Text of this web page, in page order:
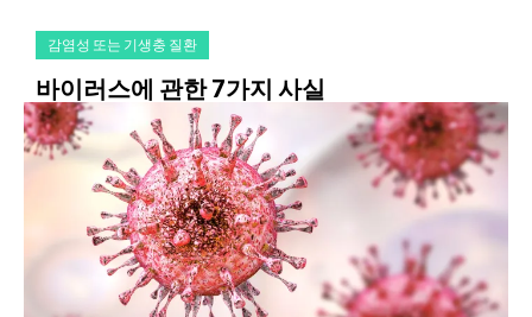
감염성 또는 기생충 질환
바이러스에 관한 7가지 사실